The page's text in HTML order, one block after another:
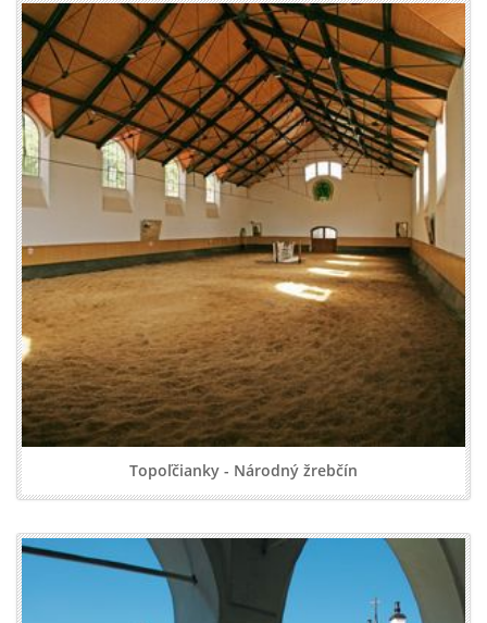
Topoľčianky - Národný žrebčín